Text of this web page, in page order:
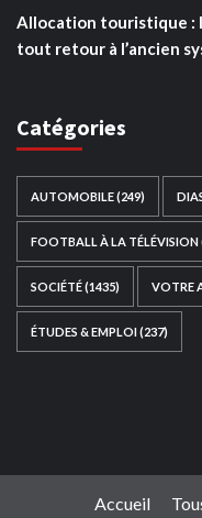
Allocation touristique :
tout retour à l’ancien
Catégories
AUTOMOBILE(249)
FOOTBALL À LA TÉLÉVISION
SOCIÉTÉ(1435) VOTRE
ÉTUDES & EMPLOI(237)
Accueil